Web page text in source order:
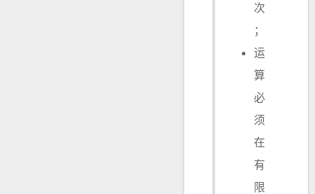
次
；
运
算
必
须
在
有
限